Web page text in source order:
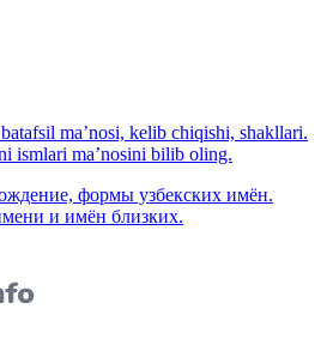
ma’nosi, kelib chiqishi, shakllari.
ismlari ma’nosini bilib oling.
формы узбекских имён.
и имён близких.